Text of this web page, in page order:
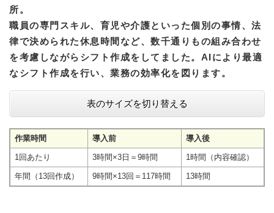
所。
職員の専門スキル、育児や介護といった個別の事情、法
律で決められた休息時間など、数千通りもの組み合わせ
を考慮しながらシフト作成をしてました。AIにより最適
なシフト作成を行い、業務の効率化を図ります。
表のサイズを切り替える
作業時間 導入前 導入後
1回あたり 3時間×3日＝9時間 1時間（内容確認）
年間（13回作成） 9時間×13回＝117時間 13時間